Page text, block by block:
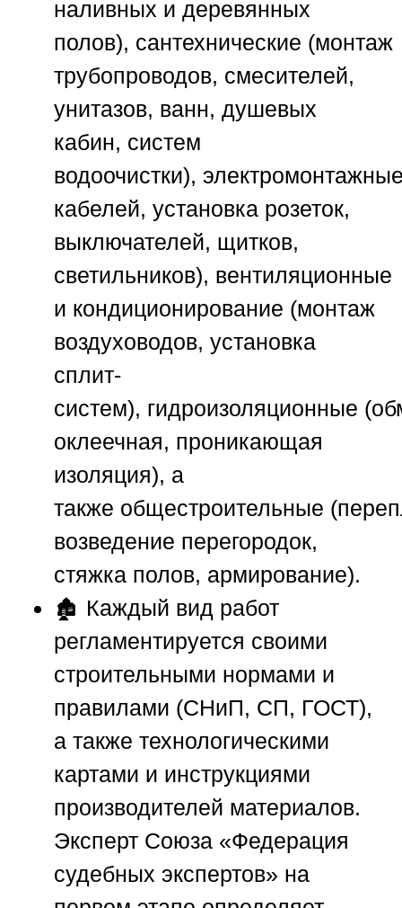
наливных и деревянных
полов), сантехнические (монтаж
трубопроводов, смесителей,
унитазов, ванн, душевых
кабин, систем
водоочистки),
кабелей, установка розеток,
выключателей, щитков,
светильников), вентиляционные
и кондиционирование (монтаж
воздуховодов, установка
сплит-
систем), гидроизоляционные
оклеечная, проникающая
изоляция), а
также общестроительные
возведение перегородок,
стяжка полов, армирование).
🏚️ Каждый вид работ
регламентируется своими
строительными нормами и
правилами (СНиП, СП, ГОСТ),
а также технологическими
картами и инструкциями
производителей материалов.
Эксперт Союза «Федерация
судебных экспертов» на